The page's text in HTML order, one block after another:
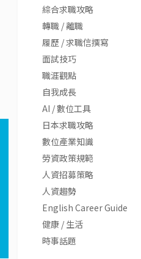
綜合求職攻略
轉職 / 離職
履歷 / 求職信撰寫
面試技巧
職涯觀點
自我成長
AI / 數位工具
日本求職攻略
數位產業知識
勞資政策規範
人資招募策略
人資趨勢
English Career Guide
健康 / 生活
時事話題